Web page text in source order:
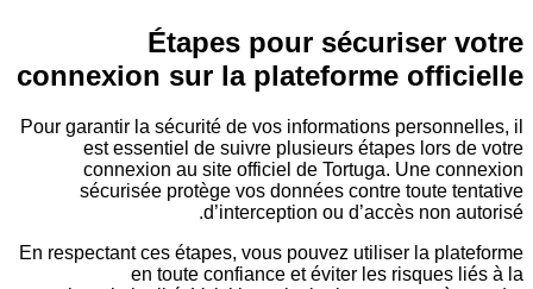
Étapes pour
connexion sur la plateforme
Pour garantir la sécurité de vos informations
est essentiel de suivre plusieurs étapes
connexion au site officiel de Tortuga. Une
sécurisée protège vos données contre
d’interception ou d’accès
En respectant ces étapes, vous pouvez utiliser la
en toute confiance et éviter les